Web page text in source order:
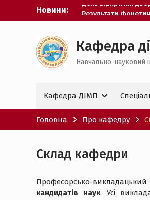
Новини:
Результати
Проєктування
Кафедра
Навчально-науковий
Кафедра ДІМП
Головна Про кафедру
Склад кафедри
Професорсько-викладацький
кандидатів наук. Усі